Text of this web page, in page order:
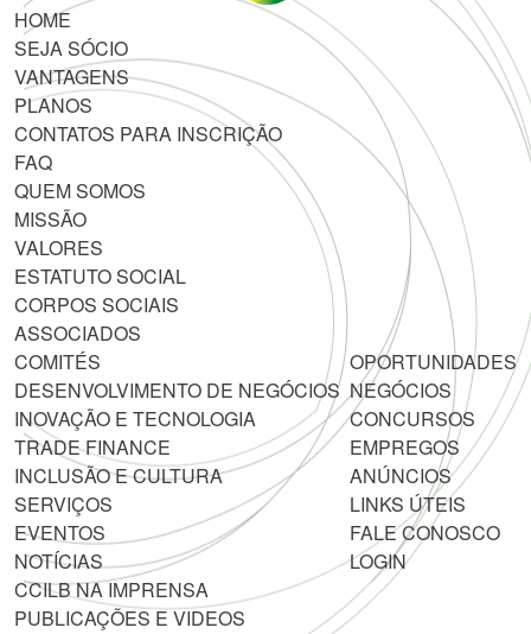
HOME
SEJA SÓCIO
VANTAGENS
PLANOS
CONTATOS PARA INSCRIÇÃO
FAQ
QUEM SOMOS
MISSÃO
VALORES
ESTATUTO SOCIAL
CORPOS SOCIAIS
ASSOCIADOS
COMITÉS
DESENVOLVIMENTO DE NEGÓCIOS
INOVAÇÃO E TECNOLOGIA
TRADE FINANCE
INCLUSÃO E CULTURA
SERVIÇOS
EVENTOS
NOTÍCIAS
CCILB NA IMPRENSA
PUBLICAÇÕES E VIDEOS
OPORTUNIDADES
NEGÓCIOS
CONCURSOS
EMPREGOS
ANÚNCIOS
LINKS ÚTEIS
FALE CONOSCO
LOGIN